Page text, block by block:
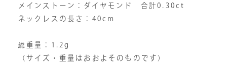
メインストーン：ダイヤモンド 合計0.30ct
ネックレスの長さ：40cm
総重量：1.2g
（サイズ・重量はおおよそのものです）